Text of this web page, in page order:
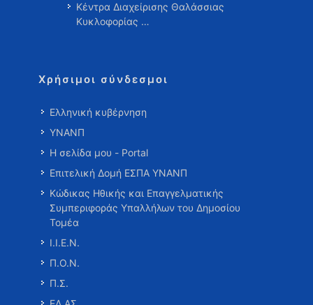
Κέντρα Διαχείρισης Θαλάσσιας
Κυκλοφορίας …
Χρήσιμοι σύνδεσμοι
Ελληνική κυβέρνηση
ΥΝΑΝΠ
Η σελίδα μου - Portal
Επιτελική Δομή ΕΣΠΑ ΥΝΑΝΠ
Κώδικας Ηθικής και Επαγγελματικής
Συμπεριφοράς Υπαλλήλων του Δημοσίου
Τομέα
Ι.Ι.Ε.Ν.
Π.Ο.Ν.
Π.Σ.